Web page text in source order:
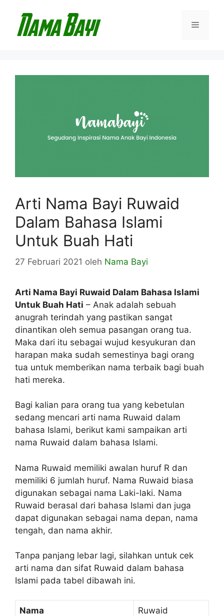
Menu
Arti Nama Bayi Ruwaid
Dalam Bahasa Islami
Untuk Buah Hati
27 Februari 2021 oleh Nama Bayi
Arti Nama Bayi Ruwaid Dalam Bahasa Islami
Untuk Buah Hati – Anak adalah sebuah
anugrah terindah yang pastikan sangat
dinantikan oleh semua pasangan orang tua.
Maka dari itu sebagai wujud kesyukuran dan
harapan maka sudah semestinya bagi orang
tua untuk memberikan nama terbaik bagi buah
hati mereka.
Bagi kalian para orang tua yang kebetulan
sedang mencari arti nama Ruwaid dalam
bahasa Islami, berikut kami sampaikan arti
nama Ruwaid dalam bahasa Islami.
Nama Ruwaid memiliki awalan huruf R dan
memiliki 6 jumlah huruf. Nama Ruwaid biasa
digunakan sebagai nama Laki-laki. Nama
Ruwaid berasal dari bahasa Islami dan juga
dapat digunakan sebagai nama depan, nama
tengah, dan nama akhir.
Tanpa panjang lebar lagi, silahkan untuk cek
arti nama dan sifat Ruwaid dalam bahasa
Islami pada tabel dibawah ini.
Nama Ruwaid